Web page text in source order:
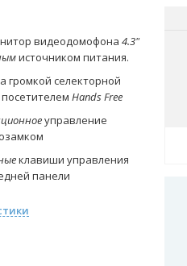
видеодомофона 4.3"
источником питания.
громкой селекторной
посетителем Hands Free
управление
клавиши управления
панели